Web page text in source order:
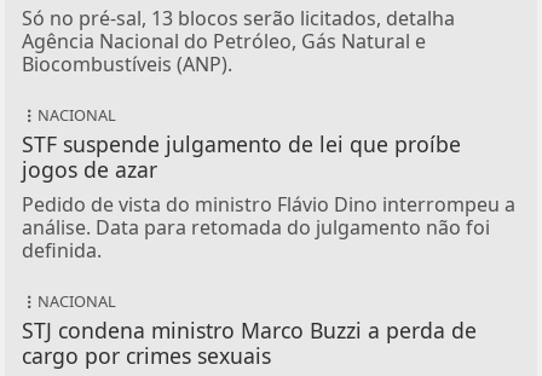
Só no pré-sal, 13 blocos serão licitados, detalha
Agência Nacional do Petróleo, Gás Natural e
Biocombustíveis (ANP).
NACIONAL
STF suspende julgamento de lei que proíbe
jogos de azar
Pedido de vista do ministro Flávio Dino interrompeu a
análise. Data para retomada do julgamento não foi
definida.
NACIONAL
STJ condena ministro Marco Buzzi a perda de
cargo por crimes sexuais